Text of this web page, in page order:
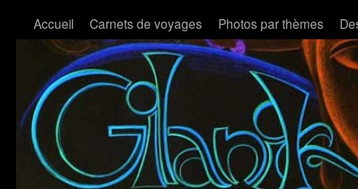
Accueil Carnets de voyages Photos par thèmes